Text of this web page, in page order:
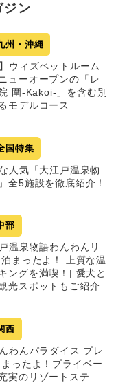
ジン
州・沖縄
ウィズペットルーム
ューオープンの「レ
圍-Kakoi-」を含む別
モデルコース
国特集
人気「大江戸温泉物
全5施設を徹底紹介！
部
温泉物語わんわんリ
まったよ！ 上質な温
ングを満喫！| 愛犬と
光スポットもご紹介
西
わんパラダイス プレ
ったよ！プライベー
実のリゾートステ